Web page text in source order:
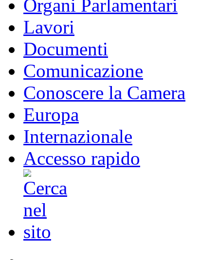
Organi Parlamentari
Lavori
Documenti
Comunicazione
Conoscere la Camera
Europa
Internazionale
Accesso rapido